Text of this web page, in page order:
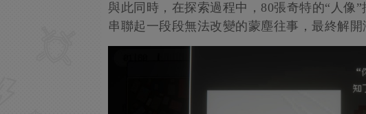
與此同時，在探索過程中，80張奇特的“人像
串聯起一段段無法改變的蒙塵往事，最終解開